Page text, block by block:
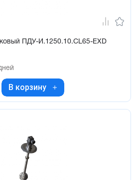
ПДУ-И.1250.10.СL65-ЕХD
В корзину